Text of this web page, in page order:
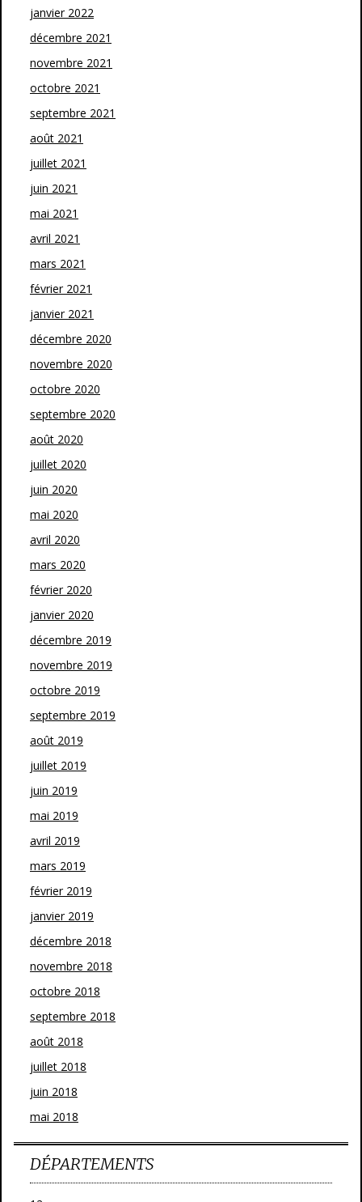
janvier 2022
décembre 2021
novembre 2021
octobre 2021
septembre 2021
août 2021
juillet 2021
juin 2021
mai 2021
avril 2021
mars 2021
février 2021
janvier 2021
décembre 2020
novembre 2020
octobre 2020
septembre 2020
août 2020
juillet 2020
juin 2020
mai 2020
avril 2020
mars 2020
février 2020
janvier 2020
décembre 2019
novembre 2019
octobre 2019
septembre 2019
août 2019
juillet 2019
juin 2019
mai 2019
avril 2019
mars 2019
février 2019
janvier 2019
décembre 2018
novembre 2018
octobre 2018
septembre 2018
août 2018
juillet 2018
juin 2018
mai 2018
DÉPARTEMENTS